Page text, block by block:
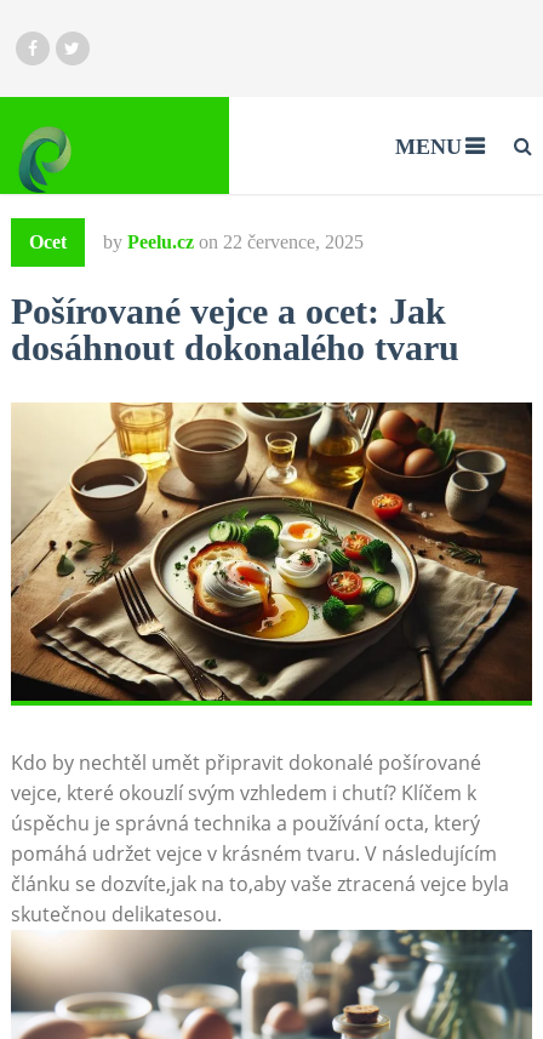
MENU
Ocet by Peelu.cz on 22 července, 2025
Pošírované vejce a ocet: Jak
dosáhnout dokonalého tvaru
Kdo by nechtěl umět připravit dokonalé pošírované
vejce, které okouzlí svým vzhledem i chutí? Klíčem k
úspěchu je správná technika a používání octa, který
pomáhá udržet vejce v krásném tvaru. V následujícím
článku se dozvíte,jak na to,aby vaše ztracená vejce byla
skutečnou delikatesou.